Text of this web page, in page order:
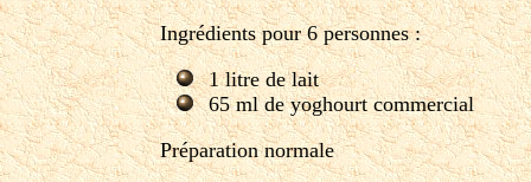
Ingrédients pour 6 personnes :
1 litre de lait
65 ml de yoghourt commercial
Préparation normale